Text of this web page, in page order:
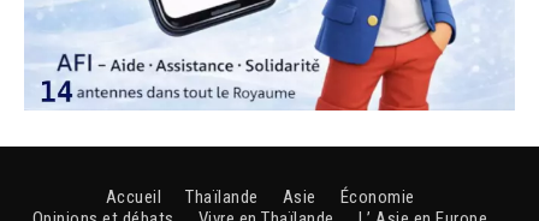
Accueil Thaïlande Asie
Économie